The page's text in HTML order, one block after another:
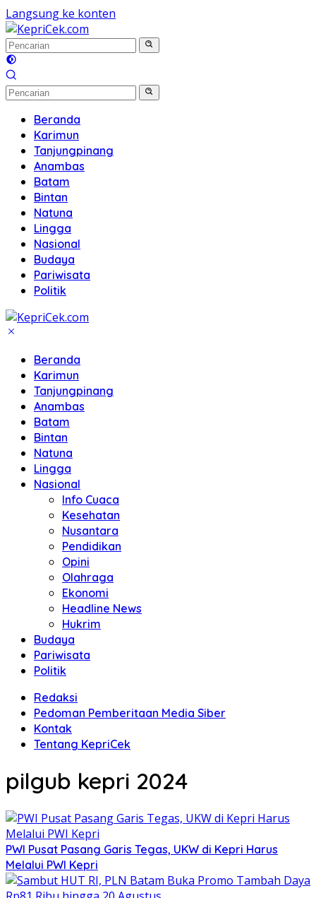
Langsung ke konten
Beranda
Karimun
Tanjungpinang
Anambas
Batam
Bintan
Natuna
Lingga
Nasional
Budaya
Pariwisata
Politik
Beranda
Karimun
Tanjungpinang
Anambas
Batam
Bintan
Natuna
Lingga
Nasional
Info Cuaca
Kesehatan
Nusantara
Pendidikan
Opini
Olahraga
Ekonomi
Headline News
Hukrim
Budaya
Pariwisata
Politik
Redaksi
Pedoman Pemberitaan Media Siber
Kontak
Tentang KepriCek
pilgub kepri 2024
PWI Pusat Pasang Garis Tegas, UKW di Kepri Harus
Melalui PWI Kepri